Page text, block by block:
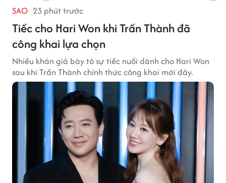
SAO 23 phút trước
Tiếc cho Hari Won khi Trấn Thành đã
công khai lựa chọn
Nhiều khán giả bày tỏ sự tiếc nuối dành cho Hari Won
sau khi Trấn Thành chính thức công khai mới đây.